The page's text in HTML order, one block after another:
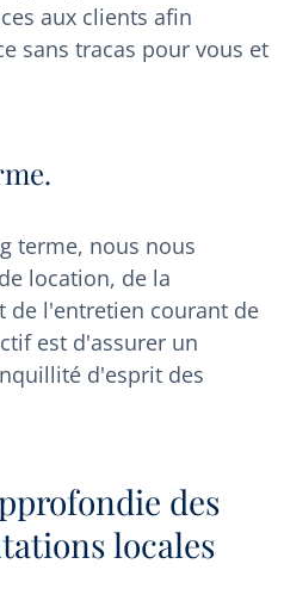
aux clients afin
sans tracas pour vous et
terme, nous nous
location, de la
de l'entretien courant de
est d'assurer un
d'esprit des
des
locales